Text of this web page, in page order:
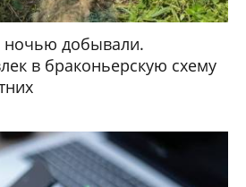
ночью добывали.
в браконьерскую схему